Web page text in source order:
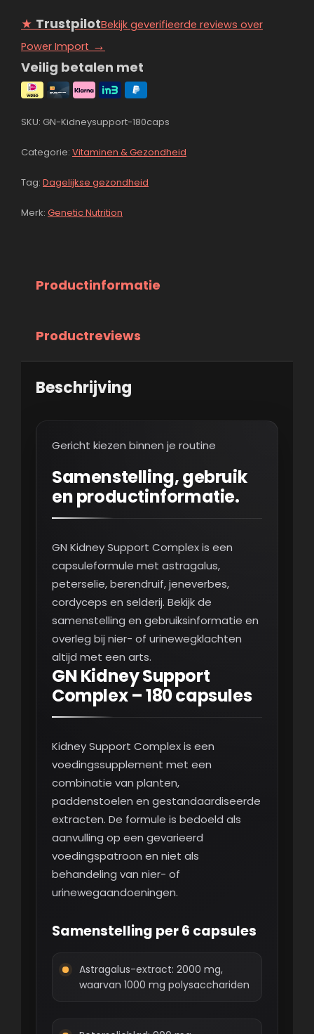
★ TrustpilotBekijk geverifieerde reviews over
Power Import →
Veilig betalen met
SKU: GN-Kidneysupport-180caps
Categorie: Vitaminen & Gezondheid
Tag: Dagelijkse gezondheid
Merk: Genetic Nutrition
Productinformatie
Productreviews
Beschrijving
Gericht kiezen binnen je routine
Samenstelling, gebruik
en productinformatie.
GN Kidney Support Complex is een
capsuleformule met astragalus,
peterselie, berendruif, jeneverbes,
cordyceps en selderij. Bekijk de
samenstelling en gebruiksinformatie en
overleg bij nier- of urinewegklachten
altijd met een arts.
GN Kidney Support
Complex – 180 capsules
Kidney Support Complex is een
voedingssupplement met een
combinatie van planten,
paddenstoelen en gestandaardiseerde
extracten. De formule is bedoeld als
aanvulling op een gevarieerd
voedingspatroon en niet als
behandeling van nier- of
urinewegaandoeningen.
Samenstelling per 6 capsules
Astragalus-extract: 2000 mg,
waarvan 1000 mg polysacchariden